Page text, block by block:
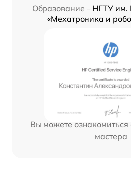
Образование – НГТУ им.
«Мехатроника и
Вы можете ознакомиться
мастера